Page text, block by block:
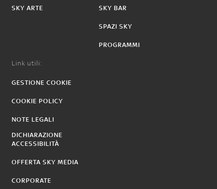
SKY ARTE SKY BAR
SPAZI SKY
PROGRAMMI
Link utili:
GESTIONE COOKIE
COOKIE POLICY
NOTE LEGALI
DICHIARAZIONE
ACCESSIBILITÀ
OFFERTA SKY MEDIA
CORPORATE